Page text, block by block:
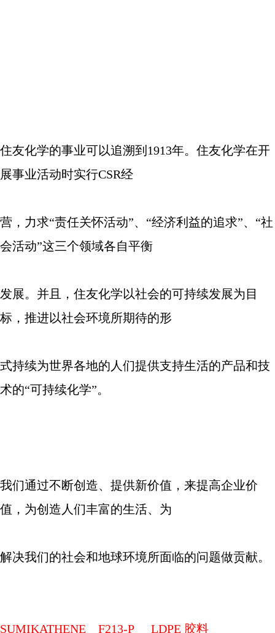
住友化学的事业可以追溯到 1913年。住友化学在开
展事业活动时实行CSR经
营，力求“责任关怀活动”、 “经济利益的追求”、 “社
会活动”这三个领域各自平衡
发展。并且，住友化学以社会的可持续发展为目
标，推进以社会环境所期待的形
式持续为世界各地的人们提供支持生活的产品和技
术的“可持续化学”。
我们通过不断创造、提供新价值，来提高企业价
值，为创造人们丰富的生活、为
解决我们的社会和地球环境所面临的问题做贡献。
SUMIKATHENE F213-P LDPE 胶料